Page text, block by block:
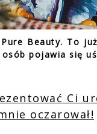
Beauty. To
pojawia się
Ci
oczarował!